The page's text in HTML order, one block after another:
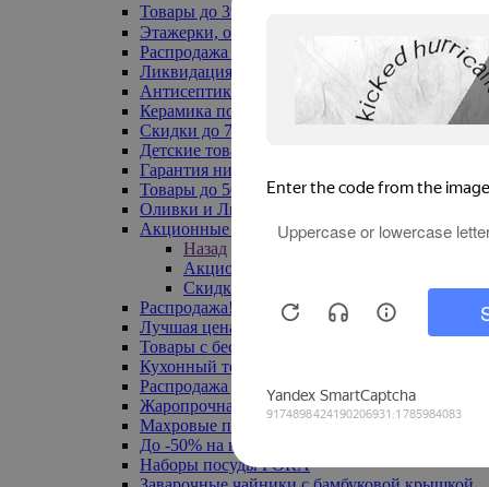
Товары до 399₽
Этажерки, обувницы
Распродажа текстиля до -50%
Ликвидация до -70%
Антисептики
Керамика по 129 руб
Скидки до 70%
Детские товары
Гарантия низкой цены
Товары до 500 руб
Оливки и Лимоны
Акционные товары
Назад
Акционные товары
Скидка 20% по промокоду
Распродажа! Ульяновск до -70%
Лучшая цена
Товары с бесплатной доставкой
Кухонный текстиль
Распродажа до -50%
Жаропрочная посуда
Махровые полотенца
До -50% на ковры
Наборы посуды FORA